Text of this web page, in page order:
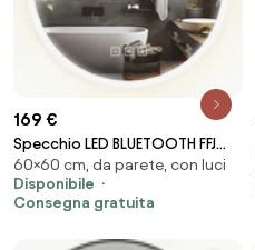
169 €
Specchio LED BLUETOOTH FFJ
60cm
60×60 cm, da parete, con luci
Disponibile
Consegna gratuita